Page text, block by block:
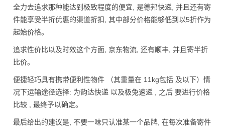
全力去追求那种能达到极致程度的便宜, 是德邦快递, 并且还有寄
件能享受半折优惠的渠道折扣, 其中部分价格能够低到以5折作为
起始价格。
追求性价比以及时效这个方面, 京东物流, 还有顺丰, 并且寄半折
比价。
便捷轻巧具有携带便利性物件 （其重量在 11kg包括 及以下）情
况下运输途径选择: 为韵达快递 以及极兔速递 , 之后 要进行价格
比较 , 最终予以确定。
最后给出的建议是, 不要一味只认准某一个品牌, 在每次准备寄件